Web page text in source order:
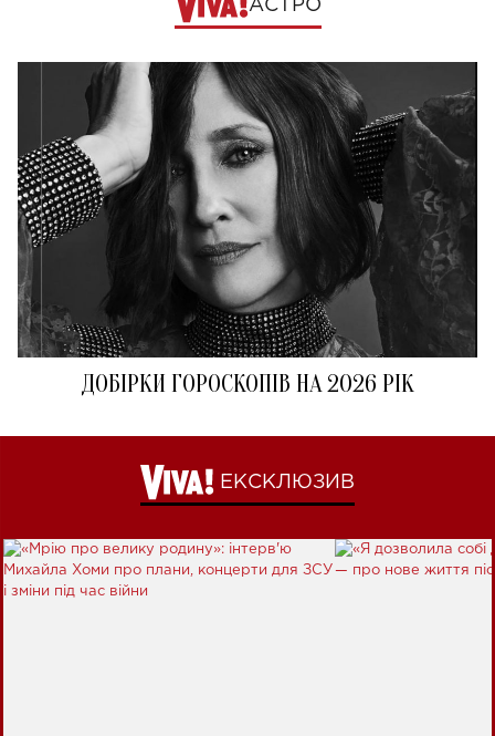
АСТРО
ДОБІРКИ ГОРОСКОПІВ НА 2026 РІК
ЕКСКЛЮЗИВ